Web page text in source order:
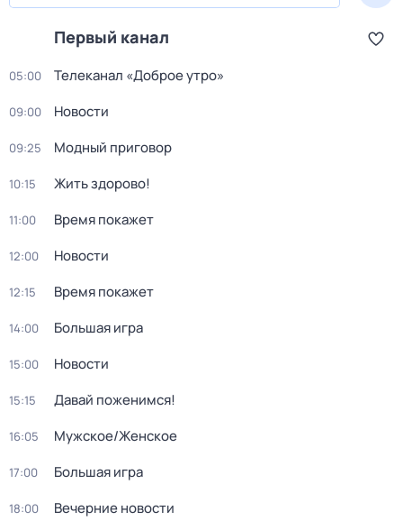
Первый канал
05:00 Телеканал «Доброе утро»
09:00 Новости
09:25 Модный приговор
10:15 Жить здорово!
11:00 Время покажет
12:00 Новости
12:15 Время покажет
14:00 Большая игра
15:00 Новости
15:15 Давай поженимся!
16:05 Мужское/Женское
17:00 Большая игра
18:00 Вечерние новости